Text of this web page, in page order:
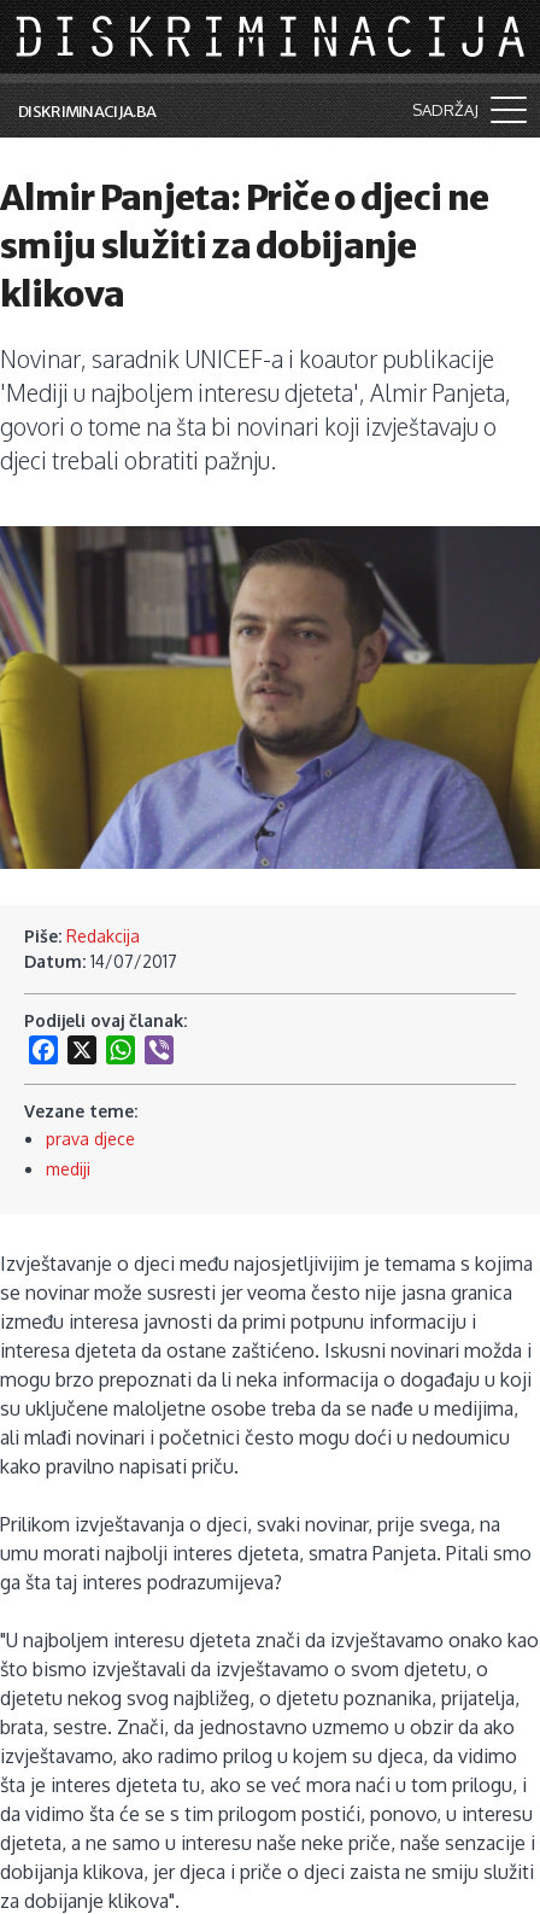
Skip to main content
DISKRIMINACIJA.BA SADRŽAJ
Vijesti i događaji
Aktuelne teme
Kolumne
Lične priče
Saradnja sa medijima
Pretraga
Almir Panjeta: Priče o djeci ne
smiju služiti za dobijanje
klikova
Novinar, saradnik UNICEF-a i koautor publikacije
'Mediji u najboljem interesu djeteta', Almir Panjeta,
govori o tome na šta bi novinari koji izvještavaju o
djeci trebali obratiti pažnju.
Piše: Redakcija
Datum: 14/07/2017
Podijeli ovaj članak:
Facebook
WhatsApp
Vezane teme:
prava djece
mediji
Izvještavanje o djeci među najosjetljivijim je temama s kojima
se novinar može susresti jer veoma često nije jasna granica
između interesa javnosti da primi potpunu informaciju i
interesa djeteta da ostane zaštićeno. Iskusni novinari možda i
mogu brzo prepoznati da li neka informacija o događaju u koji
su uključene maloljetne osobe treba da se nađe u medijima,
ali mlađi novinari i početnici često mogu doći u nedoumicu
kako pravilno napisati priču.
Prilikom izvještavanja o djeci, svaki novinar, prije svega, na
umu morati najbolji interes djeteta, smatra Panjeta. Pitali smo
ga šta taj interes podrazumijeva?
"U najboljem interesu djeteta znači da izvještavamo onako kao
što bismo izvještavali da izvještavamo o svom djetetu, o
djetetu nekog svog najbližeg, o djetetu poznanika, prijatelja,
brata, sestre. Znači, da jednostavno uzmemo u obzir da ako
izvještavamo, ako radimo prilog u kojem su djeca, da vidimo
šta je interes djeteta tu, ako se već mora naći u tom prilogu, i
da vidimo šta će se s tim prilogom postići, ponovo, u interesu
djeteta, a ne samo u interesu naše neke priče, naše senzacije i
dobijanja klikova, jer djeca i priče o djeci zaista ne smiju služiti
za dobijanje klikova".